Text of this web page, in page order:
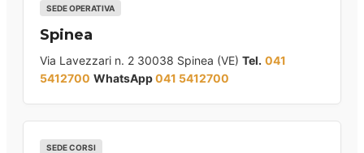
SEDE OPERATIVA
Spinea
Via Lavezzari n. 2 30038 Spinea (VE) Tel. 041
5412700 WhatsApp041 5412700
SEDE CORSI